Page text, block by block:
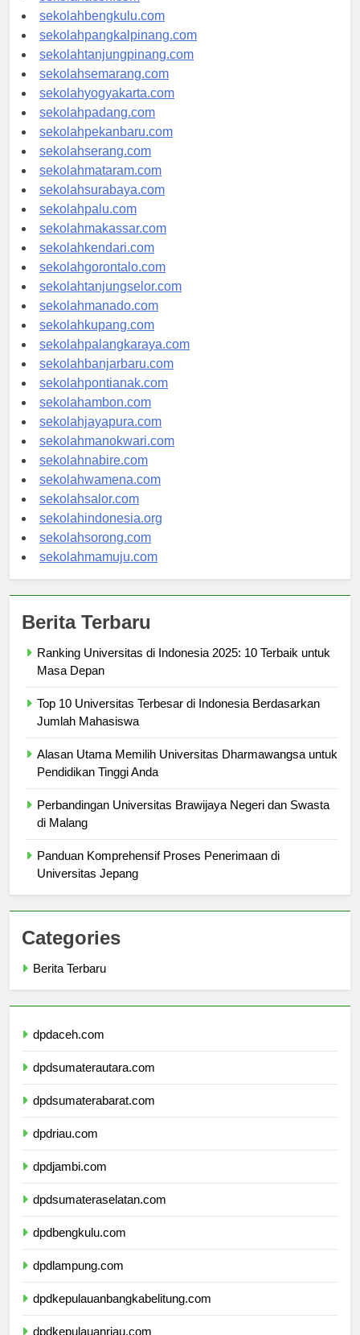
sekolahaceh.com
sekolahbengkulu.com
sekolahpangkalpinang.com
sekolahtanjungpinang.com
sekolahsemarang.com
sekolahyogyakarta.com
sekolahpadang.com
sekolahpekanbaru.com
sekolahserang.com
sekolahmataram.com
sekolahsurabaya.com
sekolahpalu.com
sekolahmakassar.com
sekolahkendari.com
sekolahgorontalo.com
sekolahtanjungselor.com
sekolahmanado.com
sekolahkupang.com
sekolahpalangkaraya.com
sekolahbanjarbaru.com
sekolahpontianak.com
sekolahambon.com
sekolahjayapura.com
sekolahmanokwari.com
sekolahnabire.com
sekolahwamena.com
sekolahsalor.com
sekolahindonesia.org
sekolahsorong.com
Ranking Universitas di Indonesia 2025: 10 Terbaik untuk
Top 10 Universitas Terbesar di Indonesia Berdasarkan
Alasan Utama Memilih Universitas Dharmawangsa untuk
Perbandingan Universitas Brawijaya Negeri dan Swasta
Panduan Komprehensif Proses Penerimaan di
Categories